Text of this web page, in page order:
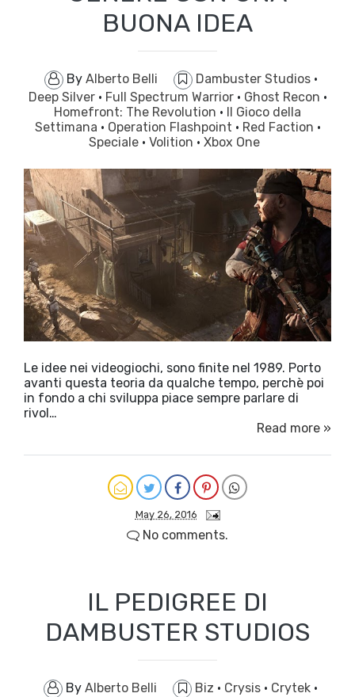
BUONA IDEA
By Alberto Belli Dambuster Studios ·
Deep Silver · Full Spectrum Warrior · Ghost Recon ·
Homefront: The Revolution ·
Il Gioco della
Settimana · Operation Flashpoint · Red Faction ·
Speciale · Volition · Xbox One
Le idee nei videogiochi, sono finite nel 1989. Porto
avanti questa teoria da qualche tempo, perchè poi
in fondo a chi sviluppa piace sempre parlare di
rivol…
Read more »
May 26, 2016
No comments.
IL PEDIGREE DI
DAMBUSTER STUDIOS
By Alberto Belli Biz · Crysis · Crytek ·